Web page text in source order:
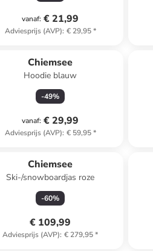
vanaf: € 21,99
Adviesprijs (AVP): € 29,95*
Chiemsee
Hoodie blauw
-49%
vanaf: € 29,99
Adviesprijs (AVP): € 59,95*
Chiemsee
Ski-/snowboardjas roze
-60%
€ 109,99
Adviesprijs (AVP): € 279,95*